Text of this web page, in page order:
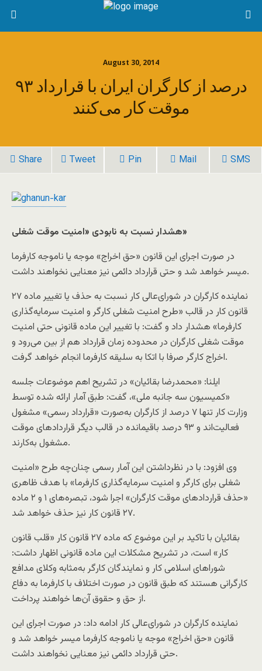
August 30, 2014
۹۳ درصد از کارگران ایران با قرارداد
موقت‌ کار می‌کنند
Share Tweet Pin Mail SMS
هشدار نسبت به نابودی «امنیت موقت شغلی»
در صورت اجرای این قانون «حق اخراج» موجه یا ناموجه کارفرما
میسر خواهد شد و حتی قرارداد دائمی نیز معنایی نخواهند داشت.
نماینده کارگران در شورای‌عالی کار نسبت به حذف یا تغییر ماده ۲۷
قانون کار در قالب «طرح امنیت شغلی کارگر و امنیت سرمایه‌گذاری
کارفرما» هشدار داد و گفت: با تغییر این ماده قانونی حتی امنیت
موقت شغلی کارگران در محدوده زمان قرارداد هم از بین می‌رود و
اخراج کارگر صرفا با اتکا به سلیقه کارفرما انجام خواهد گرفت.
ایلنا: «محمدرضا بقائیان» در تشریح اهم موضوعات جلسه
«کمیسیون سه جانبه ملی»، گفت: طبق آمار ارائه شده توسط
وزارت کار تنها ۷ درصد از کارگران به‌صورت «قرارداد رسمی» مشغول
فعالیت‌اند و ۹۳ درصد باقیمانده در قالب دیگر قرارداد‌های موقت
مشغول به‌کارند.
وی افزود: با در نظرداشتن این آمار رسمی چنان‌چه طرح «امنیت
شغلی برای کارگر و امنیت سرمایه‌گذاری کارفرما» با هدف ظاهری
«حذف قراردادهای موقت کارگران» اجرا شود، تبصره‌های ۱ و ۲ ماده
۲۷ قانون کار نیز حذف خواهد شد.
بقائیان با تاکید بر این موضوع که ماده ۲۷ قانون کار «قلب قانون
کار» است، در تشریح مشکلات این ماده قانونی اظهار داشت:
شوراهای اسلامی کار و نمایندگان کارگر به‌مثابه وکلای مدافع
کارگرانی هستند که طبق قانون در صورت اختلاف با کارفرما به دفاع
از حق و حقوق آن‌ها خواهند پرداخت.
نماینده کارگران در شورای‌عالی کار ادامه داد: در صورت اجرای این
قانون «حق اخراج» موجه یا ناموجه کارفرما میسر خواهد شد و
حتی قرارداد دائمی نیز معنایی نخواهند داشت.